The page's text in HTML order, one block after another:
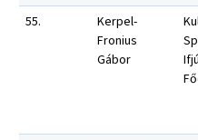
55.
Kerpel-
Fronius
Gábor